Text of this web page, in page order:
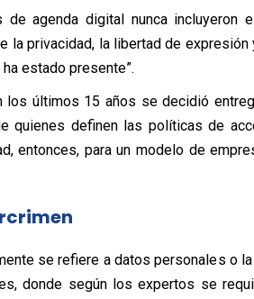
de agenda digital nunca
la privacidad, la libertad de
estado presente”.
los últimos 15 años se decidió
quienes definen las políticas de
entonces, para un modelo de
se refiere a datos personales o
donde según los expertos se